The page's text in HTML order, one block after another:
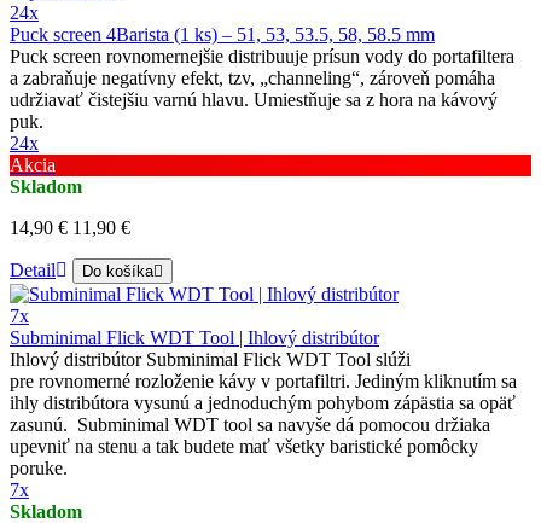
24x
Puck screen 4Barista (1 ks) – 51, 53, 53.5, 58, 58.5 mm
Puck screen rovnomernejšie distribuuje prísun vody do portafiltera
a zabraňuje negatívny efekt, tzv, „channeling“, zároveň pomáha
udržiavať čistejšiu varnú hlavu. Umiestňuje sa z hora na kávový
puk.
24x
Akcia
Skladom
14,90 € 11,90 €
Detail Do košíka
7x
Subminimal Flick WDT Tool | Ihlový distribútor
Ihlový distribútor Subminimal Flick WDT Tool slúži
pre rovnomerné rozloženie kávy v portafiltri. Jediným kliknutím sa
ihly distribútora vysunú a jednoduchým pohybom zápästia sa opäť
zasunú. Subminimal WDT tool sa navyše dá pomocou držiaka
upevniť na stenu a tak budete mať všetky baristické pomôcky
poruke.
7x
Skladom